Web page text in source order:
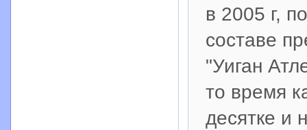
в 2005 г,
составе
"Уиган
то время
десятке и